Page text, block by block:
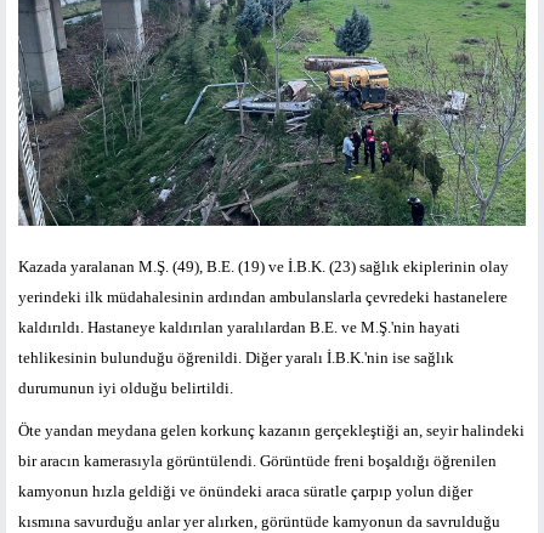
Kazada yaralanan M.Ş. (49), B.E. (19) ve İ.B.K. (23) sağlık ekiplerinin olay
yerindeki ilk müdahalesinin ardından ambulanslarla çevredeki hastanelere
kaldırıldı. Hastaneye kaldırılan yaralılardan B.E. ve M.Ş.'nin hayati
tehlikesinin bulunduğu öğrenildi. Diğer yaralı İ.B.K.'nin ise sağlık
durumunun iyi olduğu belirtildi.
Öte yandan meydana gelen korkunç kazanın gerçekleştiği an, seyir halindeki
bir aracın kamerasıyla görüntülendi. Görüntüde freni boşaldığı öğrenilen
kamyonun hızla geldiği ve önündeki araca süratle çarpıp yolun diğer
kısmına savurduğu anlar yer alırken, görüntüde kamyonun da savrulduğu